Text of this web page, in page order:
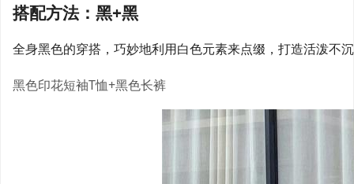
搭配方法：黑+黑
全身黑色的穿搭，巧妙地利用白色元素来点缀，打造活泼不
黑色印花短袖T恤+黑色长裤